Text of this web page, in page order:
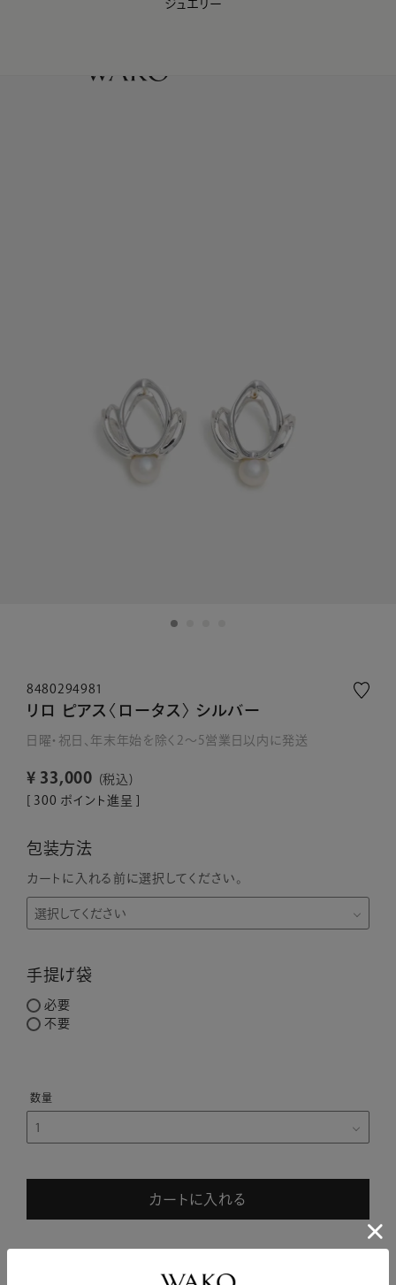
WAKO Membership Program連携はこちら
ジュエリー
8480294981
リロ ピアス〈ロータス〉 シルバー
日曜・祝日、年末年始を除く2～5営業日以内に発送
¥ 33,000
税込
300 ポイント進呈 ]
包装方法
カートに入れる前に選択してください。
手提げ袋
必要
不要
カートに入れる